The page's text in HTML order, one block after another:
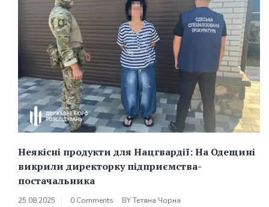
Неякісні продукти для Нацгвардії: На Одещині
викрили директорку підприємства-
постачальника
25.08.2025 0 Comments BYТетяна Чорна